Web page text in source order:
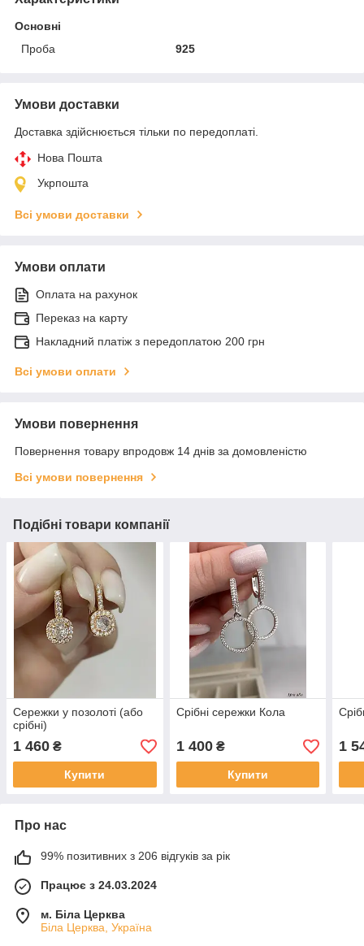
Основні
Проба
925
Умови доставки
Доставка здійснюється тільки по передоплаті.
Нова Пошта
Укрпошта
Всі умови доставки
Умови оплати
Оплата на рахунок
Переказ на карту
Накладний платіж з передоплатою 200 грн
Всі умови оплати
Умови повернення
Повернення товару впродовж 14 днів за домовленістю
Всі умови повернення
Подібні товари компанії
Сережки у позолоті (або
срібні)
1 460 ₴
Купити
Срібні сережки Кола
1 400₴
Купити
1
Про нас
99% позитивних з 206 відгуків за рік
Працює з 24.03.2024
м. Біла Церква
Біла Церква, Україна